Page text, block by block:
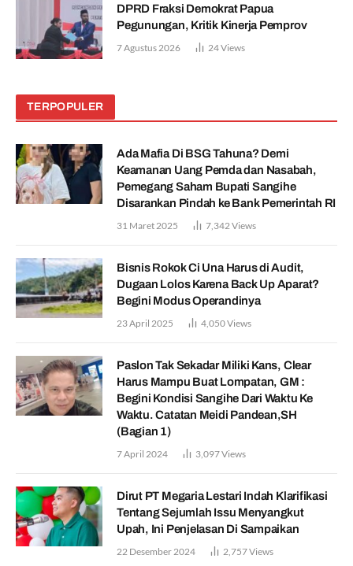
DPRD Fraksi Demokrat Papua
Pegunungan, Kritik Kinerja Pemprov
7 Agustus 2026 24Views
TERPOPULER
Ada Mafia Di BSG Tahuna? Demi
Keamanan Uang Pemda dan Nasabah,
Pemegang Saham Bupati Sangihe
Disarankan Pindah ke Bank Pemerintah RI
31 Maret 2025 7,342Views
Bisnis Rokok Ci Una Harus di Audit,
Dugaan Lolos Karena Back Up Aparat?
Begini Modus Operandinya
23 April 2025 4,050Views
Paslon Tak Sekadar Miliki Kans, Clear
Harus Mampu Buat Lompatan, GM :
Begini Kondisi Sangihe Dari Waktu Ke
Waktu. Catatan Meidi Pandean,SH
(Bagian 1)
7 April 2024 3,097Views
Dirut PT Megaria Lestari Indah Klarifikasi
Tentang Sejumlah Issu Menyangkut
Upah, Ini Penjelasan Di Sampaikan
22 Desember 2024 2,757Views